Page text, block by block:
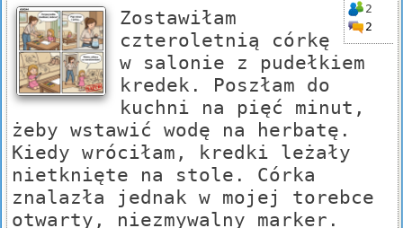
2
2
Zostawiłam
czteroletnią córkę
w salonie z pudełkiem
kredek. Poszłam do
kuchni na pięć minut,
żeby wstawić wodę na herbatę.
Kiedy wróciłam, kredki leżały
nietknięte na stole. Córka
znalazła jednak w mojej torebce
otwarty, niezmywalny marker.